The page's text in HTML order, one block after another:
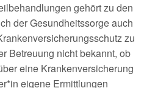
gehört zu den
der Gesundheitssorge auch
zu
Betreuung nicht bekannt, ob
eine Krankenversicherung
eigene Ermittlungen